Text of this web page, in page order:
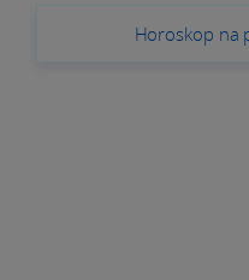
Horoskop na